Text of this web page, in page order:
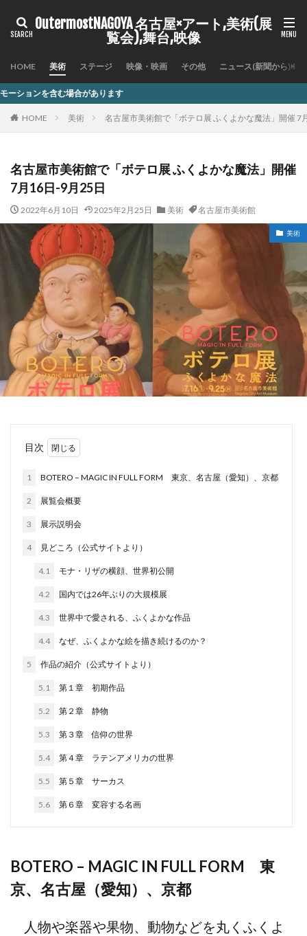
OutermostNAGOYA 名古屋×アート,美術(展
覧会),舞台,映像
HOME 美術 ステージ 映像・映画 その他 ニュース(新聞から)
があります
HOME 美術 名古屋市美術館で「ボテロ展 ふくよかな魔法」開催 7
名古屋市美術館で「ボテロ展 ふくよかな魔法」開催
7月16日-9月25日
2022年6月10日 2025年2月25日 美術 名古屋市美術館
美術
目次
1 BOTERO – MAGIC IN FULL FORM 東京、名古屋（愛知）、京都
2 展覧会概要
3 展示説明会
4 見どころ（公式サイトより）
4.1 モナ・リザの横顔、世界初公開
4.2 国内では26年ぶりの大規模展
4.3 世界中で愛される、ふくよかな作品
4.4 なぜ、ふくよかな絵を描き続けるのか？
5 作品の紹介（公式サイトより）
5.1 第１章 初期作品
5.2 第２章 静物
5.3 第３章 信仰の世界
5.4 第４章 ラテンアメリカの世界
5.5 第５章 サーカス
5.6 第６章 変容する名画
BOTERO – MAGIC IN FULL FORM 東
京、名古屋（愛知）、京都
人物や楽器や果物、動物などを丸くふくよ